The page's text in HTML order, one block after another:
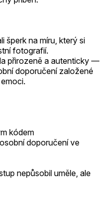
šperk na míru, který si
fotografií.
přirozeně a autenticky —
doporučení založené
kódem
doporučení ve
nepůsobil uměle, ale